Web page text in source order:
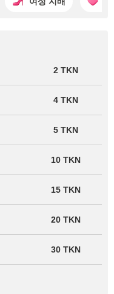
2 TKN
4 TKN
5 TKN
10 TKN
15 TKN
20 TKN
30 TKN